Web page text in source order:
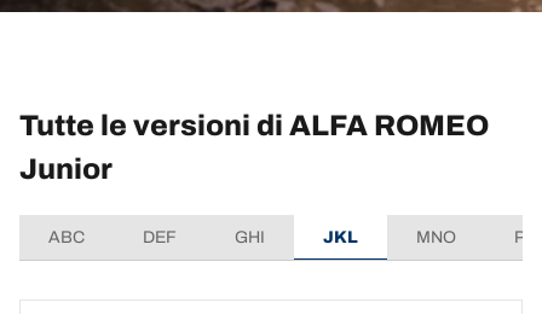
Tutte le versioni di ALFA ROMEO
Junior
ABC DEF GHI JKL MNO